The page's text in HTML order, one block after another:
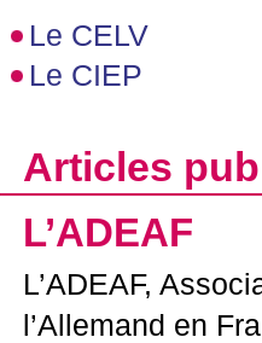
Le CELV
Le CIEP
Articles
L’ADEAF
L’ADEAF,
l’Allemand en